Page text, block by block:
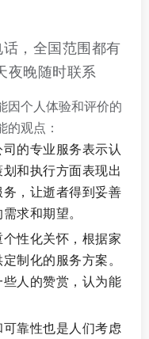
，全国范围都有
夜晚随时联系
因个人体验和评价的
观点：
司的专业服务表示认
和执行方面表现出
，让逝者得到妥善
求和期望。
性化关怀，根据家
制化的服务方案。
人的赞赏，认为能
可靠性也是人们考虑